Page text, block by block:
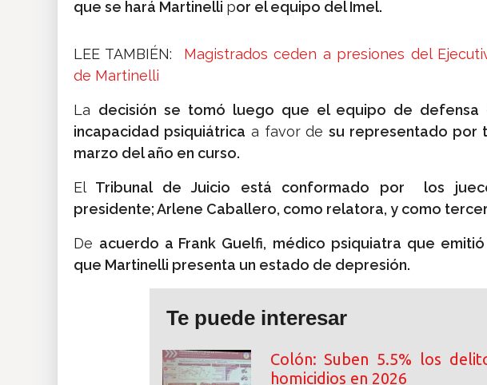
que se hará Martinelli por el equipo del Imel.
LEE TAMBIÉN: Magistrados ceden a presiones del
de Martinelli
La decisión se tomó luego que el equipo de defensa
incapacidad psiquiátrica a favor desu representado por
marzo del año en curso.
ElTribunal de Juicio está conformado por los
presidente; Arlene Caballero, como relatora, y como
De acuerdo a Frank Guelfi, médico psiquiatra que
que Martinelli presenta un estado de depresión.
Te puede interesar
Colón: Suben 5.5% los
homicidios en 2026